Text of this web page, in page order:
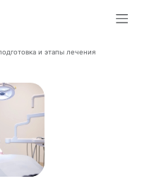
и этапы лечения